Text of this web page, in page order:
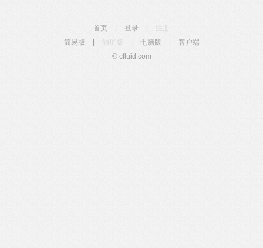
首页 登录
简易版
触屏版 电脑版
客户端
© cfluid.com